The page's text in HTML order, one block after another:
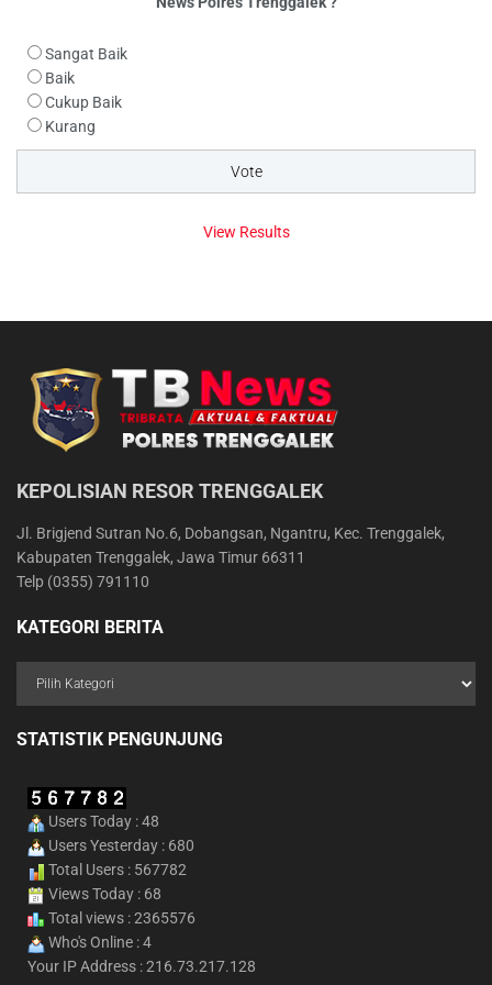
Sangat Baik
Baik
Cukup Baik
Kurang
View Results
KEPOLISIAN RESOR TRENGGALEK
Jl. Brigjend Sutran No.6, Dobangsan, Ngantru, Kec. Trenggalek,
Kabupaten Trenggalek, Jawa Timur 66311
Telp (0355) 791110
KATEGORI BERITA
STATISTIK PENGUNJUNG
Users Today : 48
Users Yesterday : 680
Total Users : 567782
Views Today : 68
Total views : 2365576
Who's Online : 4
Your IP Address : 216.73.217.128